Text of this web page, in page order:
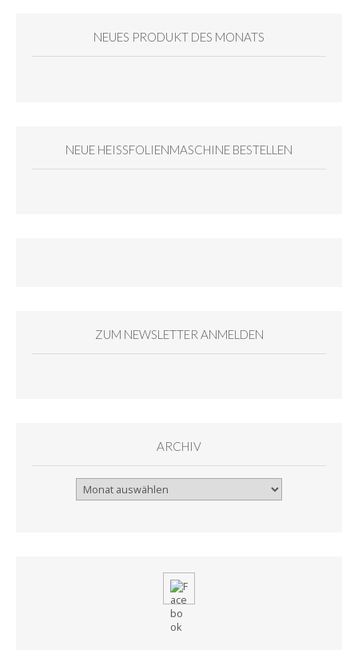
NEUES PRODUKT DES MONATS
NEUE HEISSFOLIENMASCHINE BESTELLEN
ZUM NEWSLETTER ANMELDEN
ARCHIV
Archiv